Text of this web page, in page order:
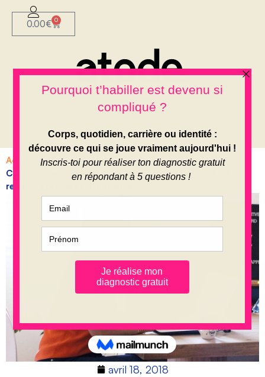
0.00€ 0
Accueil »BLOG ETHIQUE»PORTRAIT DE FEMMES»
Charlotte – Fondatrice de Cover Presse : agence de
relations presse et d’Influence
avril 18, 2018